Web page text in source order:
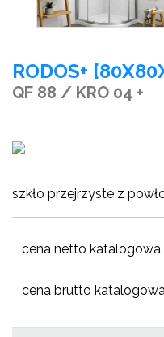
RODOS+
QF 88 / KRO 04 +
szkło przejrzyste z
cena netto katalogowa
cena brutto